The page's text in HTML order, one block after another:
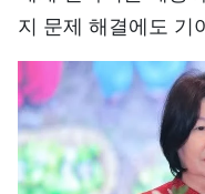
지 문제 해결에도 기